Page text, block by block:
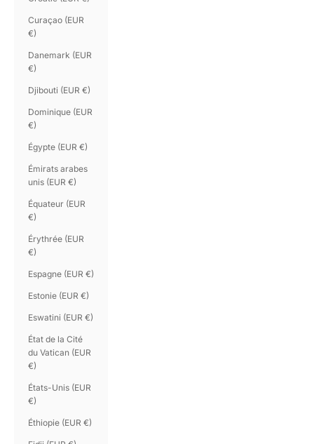
Curaçao (EUR
€)
Danemark (EUR
€)
Djibouti (EUR €)
Dominique (EUR
€)
Égypte (EUR €)
Émirats arabes
unis (EUR €)
Équateur (EUR
€)
Érythrée (EUR
€)
Espagne (EUR €)
Estonie (EUR €)
Eswatini (EUR €)
État de la Cité
du Vatican (EUR
€)
États-Unis (EUR
€)
Éthiopie (EUR €)